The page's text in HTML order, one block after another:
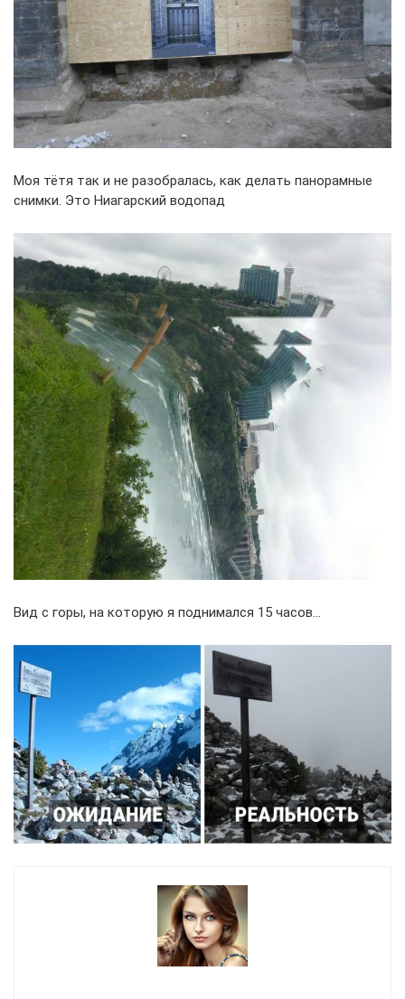
Моя тётя так и не разобралась, как делать панорамные
снимки. Это Ниагарский водопад
Вид с горы, на которую я поднимался 15 часов…